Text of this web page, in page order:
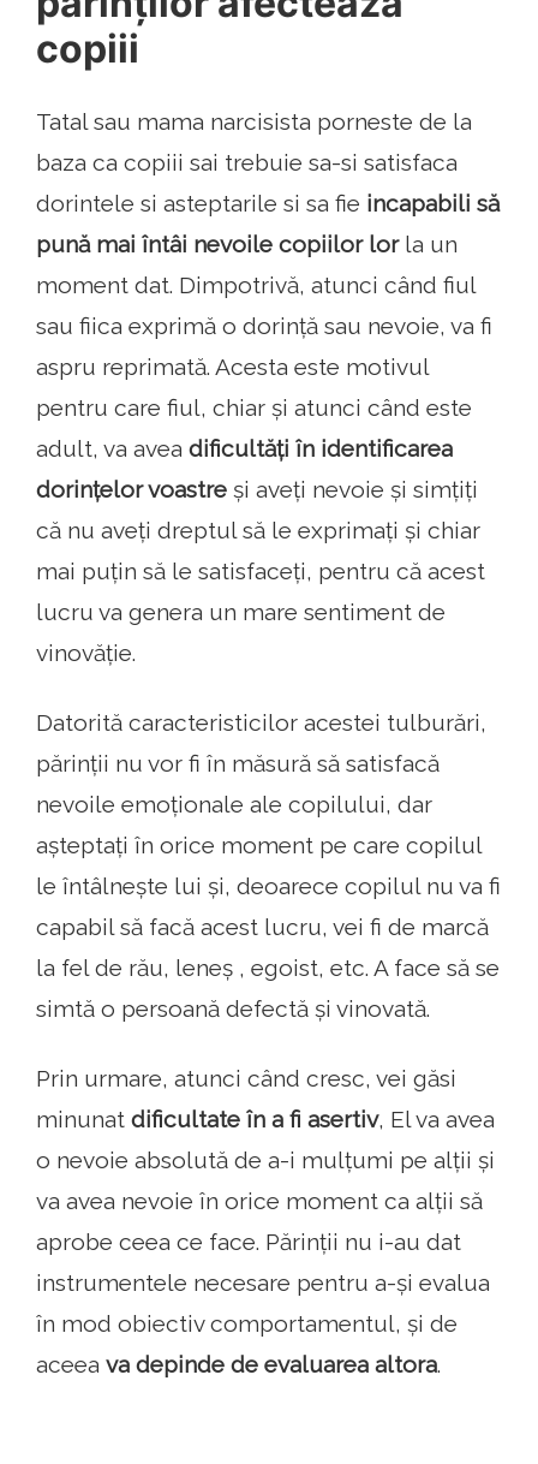
copiii
Tatal sau mama narcisista porneste de la
baza ca copiii sai trebuie sa-si satisfaca
dorintele si asteptarile si sa fie incapabili să
pună mai întâi nevoile copiilor lorla un
moment dat. Dimpotrivă, atunci când fiul
sau fiica exprimă o dorință sau nevoie, va fi
aspru reprimată. Acesta este motivul
pentru care fiul, chiar și atunci când este
adult, va avea dificultăți în identificarea
dorințelor voastre și aveți nevoie și simțiți
că nu aveți dreptul să le exprimați și chiar
mai puțin să le satisfaceți, pentru că acest
lucru va genera un mare sentiment de
vinovăție.
Datorită caracteristicilor acestei tulburări,
părinții nu vor fi în măsură să satisfacă
nevoile emoționale ale copilului, dar
așteptați în orice moment pe care copilul
le întâlnește lui și, deoarece copilul nu va fi
capabil să facă acest lucru, vei fi de marcă
la fel de rău, leneș , egoist, etc. A face să se
simtă o persoană defectă și vinovată.
Prin urmare, atunci când cresc, vei găsi
minunat dificultate în a fi asertiv, El va avea
o nevoie absolută de a-i mulțumi pe alții și
va avea nevoie în orice moment ca alții să
aprobe ceea ce face. Părinții nu i-au dat
instrumentele necesare pentru a-și evalua
în mod obiectiv comportamentul, și de
aceea va depinde de evaluarea altora.